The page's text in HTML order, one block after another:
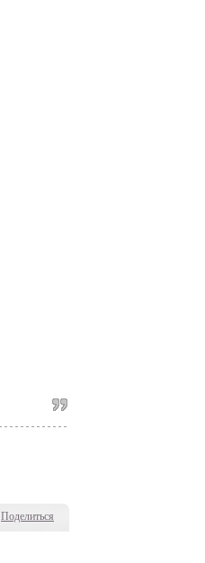
Поделиться